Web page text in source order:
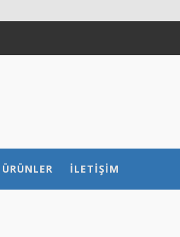
ÜRÜNLER İLETIŞIM